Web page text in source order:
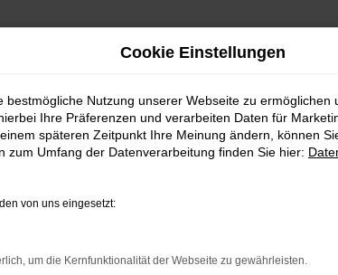
Cookie Einstellungen
bestmögliche Nutzung unserer Webseite zu
Ihre Präferenzen und verarbeiten Daten für
späteren Zeitpunkt Ihre Meinung ändern, können
zum Umfang der Datenverarbeitung finden Sie hier:
von uns eingesetzt:
um die Kernfunktionalität der Webseite zu gewährleisten.